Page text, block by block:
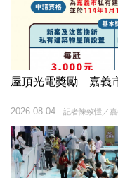
屋頂光電獎勵 嘉義
記者陳致愷／
2026-08-04